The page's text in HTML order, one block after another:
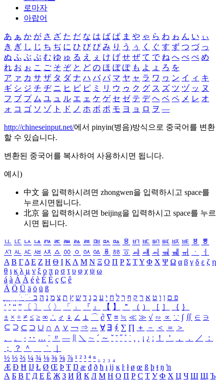
로마자
아랍어
あ ぁ か が さ ざ た だ な は ば ぱ ま や ゃ ら わ ゎ ん い ぃ
き ぎ し じ ち ぢ に ひ び ぴ み り う ぅ く ぐ す ず つ づ っ
ぬ ふ ぶ ぷ む ゆ ゅ る え ぇ け げ せ ぜ て で ね へ べ ぺ め
れ お ぉ こ ご そ ぞ と ど の ほ ぼ ぽ も よ ょ ろ を
ア ァ カ サ ザ タ ダ ナ ハ バ パ マ ヤ ャ ラ ワ ヮ ン イ ィ キ
ギ シ ジ チ ヂ ニ ヒ ビ ピ ミ リ ウ ゥ ク グ ス ズ ツ ヅ ッ ヌ
フ ブ プ ム ユ ュ ル エ ェ ケ ゲ セ ゼ テ デ ヘ ベ ペ メ レ オ
ォ コ ゴ ソ ゾ ト ド ノ ホ ボ ポ モ ヨ ョ ロ ヲ ―
http://chineseinput.net/에서 pinyin(병음)방식으로 중국어를 변환
할 수 있습니다.
변환된 중국어를 복사하여 사용하시면 됩니다.
예시)
中文 을 입력하시려면 zhongwen을 입력하시고 space를
누르시면됩니다.
北京 을 입력하시려면 beijing을 입력하시고 space를 누르
시면 됩니다.
ㅥ ㅦ ㅧ ㅨ ㅩ ㅪ ㅫ ㅬ ㅭ ㅮ ㅯ ㅰ ㅱ ㅲ ㅳ ㅴ ㅵ ㅶ ㅷ ㅸ
ㅹ
ㅺ ㅻ ㅼ ㅽ ㅾ ㅿ ㆀ ㆁ ㆂ ㆃ ㆄ ㆅ ㆆ ㆇ ㆈ ㆉ ㆊ ㆋ ㆌ ㆍ
ㆎ
Α Β ΓΔ Ε Ζ Η Θ Ι ΚΛ Μ Ν Ξ Ο Π Ρ Σ ΤΥ Φ Χ Ψ Ω α β γ δ ε ζ η
θ ι κ λ μ ν ξ ο π ρ σ τ υ φ χ ψ ω
á à Á À é è É È ç Ç ê
Ä Ö Ü ä ö ü ß
ִֶֹ ֻּ ׁׂ פ ם ן ו ט א ר ק ף ך ל ח י ע כ ג ד ש ץ ת צ מ נ ה ב
‘ ’ “ ” 〔 〕 〈 〉 「 」 『 』 【 】 ＂ （ ） ［ ］ ｛ ｝
± × ÷ ≠ ≤ ≥ ∞ ∴ ♂ ♀ ∠ ⊥ ⌒ ∂ ∇ ≡ ≒ ≪ ≫ √ ∽ ∝ ∵ ∫ ∬ ∈ ∋
⊆ ⊇ ⊂ ⊃ ∪ ∩ ∧ ∨ ￢ ⇒ ⇔ ∀ ∃ ∮ ∑ ∏ ＋ － ＜ ＝
＞
、
。 · ‥ … ¨ 〃 ― ＼ ∼ ´ ～ ˇ ˘ ˝ ˚ ˙ ¸ ¡ ¿ ː ！ ＇ ， ． ／
：
；
？ ＾ ｀
½ ⅓ ⅔ ¼ ¾ ⅛ ⅜ ⅝ ⅞ ¹ ² ³ ⁴ ⁿ ₁ ₂ ₃ ₄
Æ Ð Ħ Ĳ Ł Ø Œ Þ Ŧ Ŋ æ đ ð ħ ı ĳ ĸ ŀ ł ø œ ß þ ŧ ŋ ŉ
А Б В Г Д Е Ё Ж З И Й К Л М Н О П Р С Т У Ф Х Ц Ч Ш Щ Ъ